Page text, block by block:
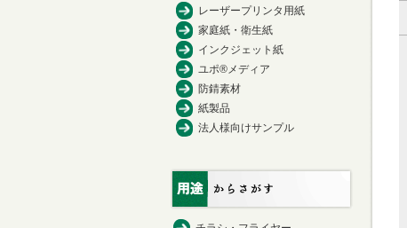
レーザープリンタ用紙
家庭紙・衛生紙
インクジェット紙
ユポ®メディア
防錆素材
紙製品
法人様向けサンプル